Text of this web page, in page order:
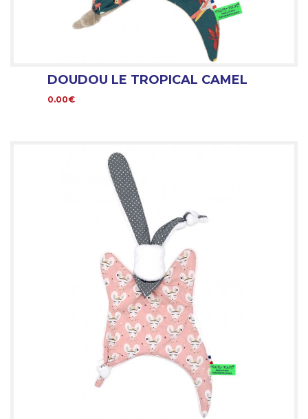
DOUDOU LE TROPICAL CAMEL
0.00€